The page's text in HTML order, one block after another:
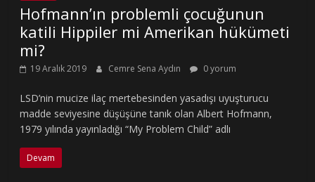
Hofmann’ın problemli çocuğunun
katili Hippiler mi Amerikan hükümeti
mi?
19 Aralık 2019 Cemre Sena Aydın 0 yorum
LSD’nin mucize ilaç mertebesinden yasadışı uyuşturucu
madde seviyesine düşüşüne tanık olan Albert Hofmann,
1979 yılında yayınladığı “My Problem Child” adlı
Devam